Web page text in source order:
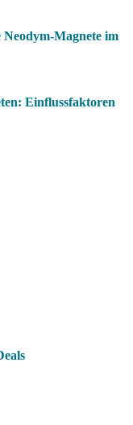
Magnete im
Einflussfaktoren